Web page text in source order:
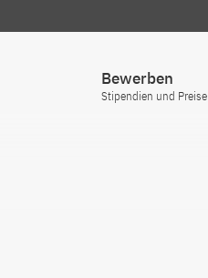
Bewerben
Stipendien und Preise